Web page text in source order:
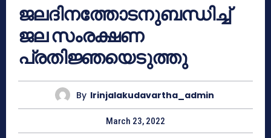
ജലദിനത്തോടനുബന്ധിച്ച്
ജല സംരക്ഷണ
പ്രതിജ്ഞയെടുത്തു
By Irinjalakudavartha_admin
March 23, 2022